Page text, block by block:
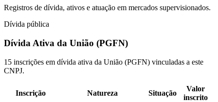
Registros de dívida, ativos e atuação em mercados supervisionados.
Dívida pública
Dívida Ativa da União (PGFN)
15 inscrições em dívida ativa da União (PGFN) vinculadas a este
CNPJ.
Inscrição Natureza Situação
Valor
inscrito